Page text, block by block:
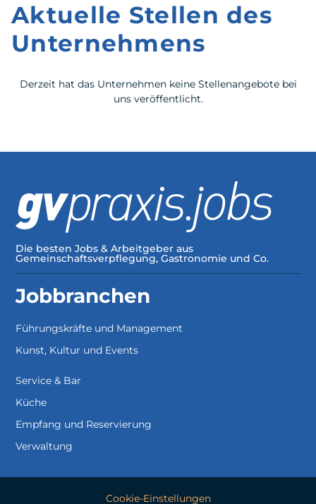
Aktuelle Stellen des
Unternehmens
Derzeit hat das Unternehmen keine Stellenangebote bei
uns veröffentlicht.
Die besten Jobs & Arbeitgeber aus
Gemeinschaftsverpflegung, Gastronomie und Co.
Jobbranchen
Führungskräfte und Management
Kunst, Kultur und Events
Service & Bar
Küche
Empfang und Reservierung
Verwaltung
Cookie-Einstellungen